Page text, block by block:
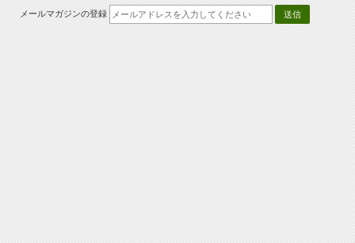
メールマガジンの登録 送信